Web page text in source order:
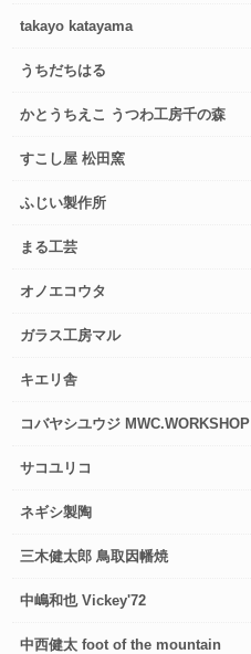
takayo katayama
うちだちはる
かとうちえこ うつわ工房千の森
すこし屋 松田窯
ふじい製作所
まる工芸
オノエコウタ
ガラス工房マル
キエリ舎
コバヤシユウジ MWC.WORKSHOP
サコユリコ
ネギシ製陶
三木健太郎 鳥取因幡焼
中嶋和也 Vickey'72
中西健太 foot of the mountain